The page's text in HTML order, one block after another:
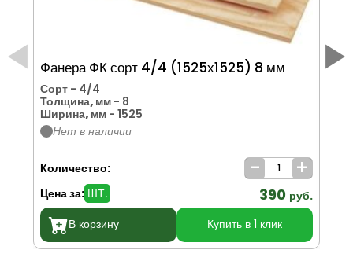
Фанера ФК сорт 4/4 (1525х1525) 8 мм
Сорт - 4/4
Толщина, мм - 8
Ширина, мм - 1525
Нет в наличии
Количество: - +
Цена за: ШТ. 390 руб.
В корзину
Купить в 1 клик